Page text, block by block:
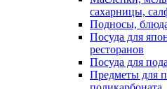
сахарницы,
Подносы,
Посуда для
ресторанов
Посуда для
Предметы для